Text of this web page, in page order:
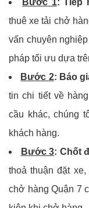
Bước 1: Tiếp
thuê xe tải chở
vấn chuyên
pháp tối ưu dựa
Bước 2: Báo
tin chi tiết về
cầu khác, chúng
khách hàng.
Bước 3: Chốt
thoả thuận đặt
chở hàng Quận 7